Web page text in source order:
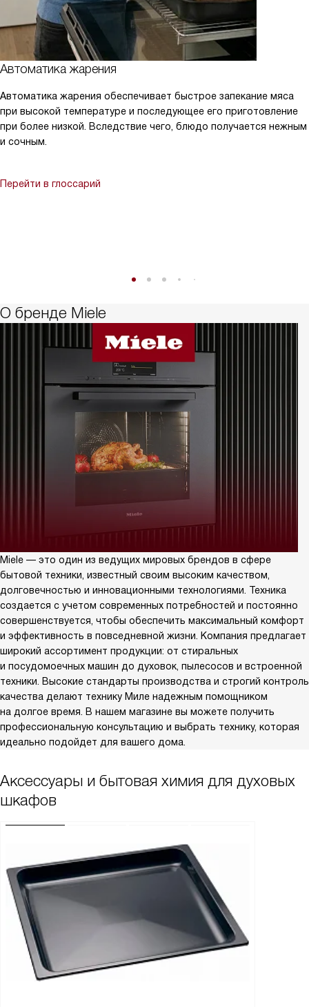
Автоматика жарения
Автоматика жарения обеспечивает быстрое запекание мяса
при высокой температуре и последующее его приготовление
при более низкой. Вследствие чего, блюдо получается нежным
и сочным.
Перейти в глоссарий
О бренде Miele
Miele — это один из ведущих мировых брендов в сфере
бытовой техники, известный своим высоким качеством,
долговечностью и инновационными технологиями. Техника
создается с учетом современных потребностей и постоянно
совершенствуется, чтобы обеспечить максимальный комфорт
и эффективность в повседневной жизни. Компания предлагает
широкий ассортимент продукции: от стиральных
и посудомоечных машин до духовок, пылесосов и встроенной
техники. Высокие стандарты производства и строгий контроль
качества делают технику Миле надежным помощником
на долгое время. В нашем магазине вы можете получить
профессиональную консультацию и выбрать технику, которая
идеально подойдет для вашего дома.
Аксессуары и бытовая химия для духовых
шкафов